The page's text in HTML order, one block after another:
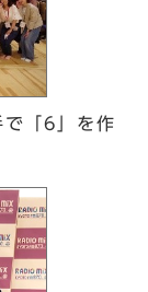
で「6」を作